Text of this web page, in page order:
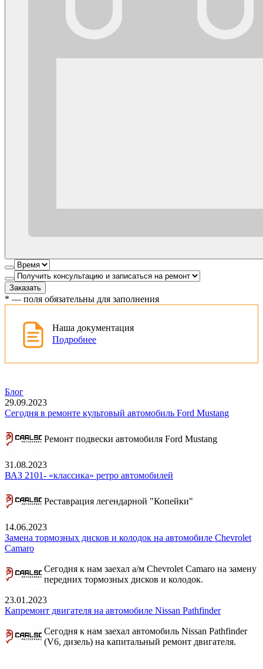
Заказать
* — поля обязательны для заполнения
Наша документация
Подробнее
Блог
29.09.2023
Сегодня в ремонте культовый автомобиль Ford Mustang
Ремонт подвески автомобиля Ford Mustang
31.08.2023
ВАЗ 2101- «классика» ретро автомобилей
Реставрация легендарной "Копейки"
14.06.2023
Замена тормозных дисков и колодок на автомобиле Chevrolet
Camaro
Сегодня к нам заехал а/м Chevrolet Camaro на замену
передних тормозных дисков и колодок.
23.01.2023
Капремонт двигателя на автомобиле Nissan Pathfinder
Сегодня к нам заехал автомобиль Nissan Pathfinder
(V6, дизель) на капитальный ремонт двигателя.